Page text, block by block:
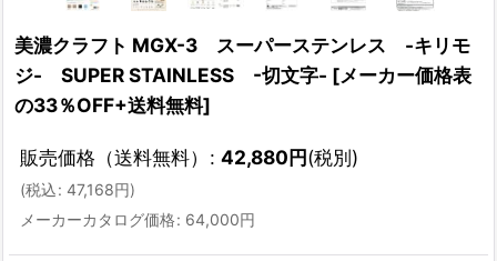
美濃クラフト MGX-3 スーパーステンレス -キリモ
ジ- SUPER STAINLESS -切文字- [メーカー価格表
の33％OFF+送料無料]
販売価格（送料無料） : 42,880円(税別)
(税込: 47,168円)
メーカーカタログ価格: 64,000円